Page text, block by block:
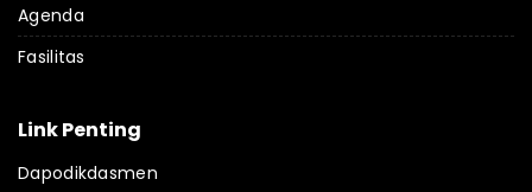
Agenda
Fasilitas
Link Penting
Dapodikdasmen